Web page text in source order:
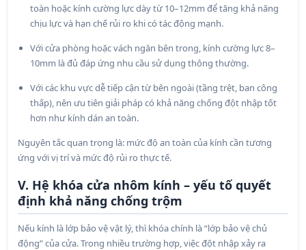
toàn hoặc kính cường lực dày từ 10–12mm để tăng khả năng
chịu lực và hạn chế rủi ro khi có tác động mạnh.
Với cửa phòng hoặc vách ngăn bên trong, kính cường lực 8–
10mm là đủ đáp ứng nhu cầu sử dụng thông thường.
Với các khu vực dễ tiếp cận từ bên ngoài (tầng trệt, ban công
thấp), nên ưu tiên giải pháp có khả năng chống đột nhập tốt
hơn như kính dán an toàn.
Nguyên tắc quan trọng là: mức độ an toàn của kính cần tương
ứng với vị trí và mức độ rủi ro thực tế.
V. Hệ khóa cửa nhôm kính – yếu tố quyết
định khả năng chống trộm
Nếu kính là lớp bảo vệ vật lý, thì khóa chính là “lớp bảo vệ chủ
động” của cửa. Trong nhiều trường hợp, việc đột nhập xảy ra